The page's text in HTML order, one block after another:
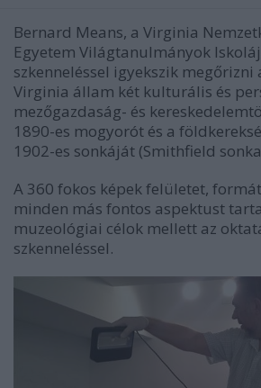
Bernard Means, a Virginia
Egyetem Világtanulmányok
szkenneléssel igyekszik
Virginia állam két kulturális és
mezőgazdaság- és
1890-es mogyorót és a
1902-es sonkáját (Smithfield
A 360 fokos képek felületet,
minden más fontos aspektust
muzeológiai célok mellett az
szkenneléssel.